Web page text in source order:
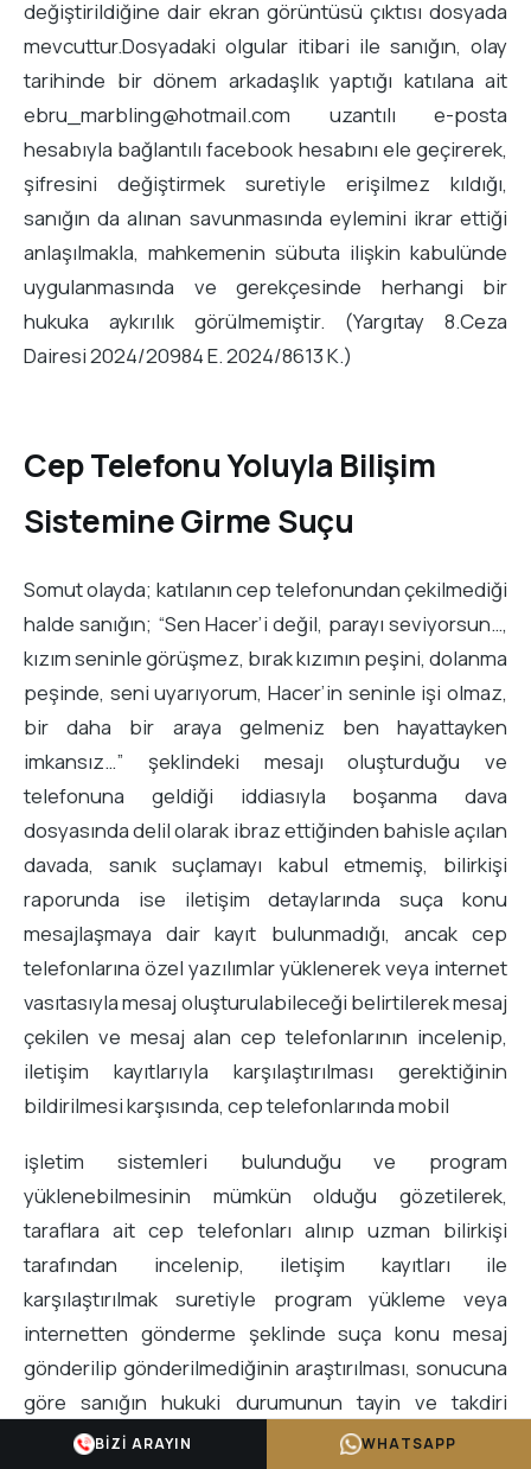
değiştirildiğine dair ekran görüntüsü çıktısı dosyada
mevcuttur.Dosyadaki olgular itibari ile sanığın, olay
tarihinde bir dönem arkadaşlık yaptığı katılana ait
ebru_marbling@hotmail.com uzantılı e-posta
hesabıyla bağlantılı facebook hesabını ele geçirerek,
şifresini değiştirmek suretiyle erişilmez kıldığı,
sanığın da alınan savunmasında eylemini ikrar ettiği
anlaşılmakla, mahkemenin sübuta ilişkin kabulünde
uygulanmasında ve gerekçesinde herhangi bir
hukuka aykırılık görülmemiştir. (Yargıtay 8.Ceza
Dairesi 2024/20984 E. 2024/8613 K.)
Cep Telefonu Yoluyla Bilişim
Sistemine Girme Suçu
Somut olayda; katılanın cep telefonundan çekilmediği
halde sanığın; “Sen Hacer’i değil, parayı seviyorsun…,
kızım seninle görüşmez, bırak kızımın peşini, dolanma
peşinde, seni uyarıyorum, Hacer’in seninle işi olmaz,
bir daha bir araya gelmeniz ben hayattayken
imkansız…” şeklindeki mesajı oluşturduğu ve
telefonuna geldiği iddiasıyla boşanma dava
dosyasında delil olarak ibraz ettiğinden bahisle açılan
davada, sanık suçlamayı kabul etmemiş, bilirkişi
raporunda ise iletişim detaylarında suça konu
mesajlaşmaya dair kayıt bulunmadığı, ancak cep
telefonlarına özel yazılımlar yüklenerek veya internet
vasıtasıyla mesaj oluşturulabileceği belirtilerek mesaj
çekilen ve mesaj alan cep telefonlarının incelenip,
iletişim kayıtlarıyla karşılaştırılması gerektiğinin
bildirilmesi karşısında, cep telefonlarında mobil
işletim sistemleri bulunduğu ve program
yüklenebilmesinin mümkün olduğu gözetilerek,
taraflara ait cep telefonları alınıp uzman bilirkişi
tarafından incelenip, iletişim kayıtları ile
karşılaştırılmak suretiyle program yükleme veya
internetten gönderme şeklinde suça konu mesaj
gönderilip gönderilmediğinin araştırılması, sonucuna
göre sanığın hukuki durumunun tayin ve takdiri
gerekirken, cep telefonlarının “bilişim sistemine
BIZI ARAYIN WHATSAPP